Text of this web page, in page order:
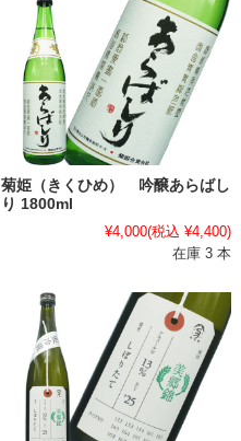
菊姫（きくひめ） 吟醸あらばし
り 1800ml
¥4,000(税込 ¥4,400)
在庫 3 本